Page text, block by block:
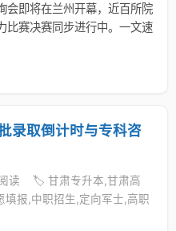
会即将在兰州开幕，近百所院
比赛决赛同步进行中。一文速
录取倒计时与专科咨
读
🏷️ 甘肃专升本,甘肃高
报,中职招生,定向军士,高职